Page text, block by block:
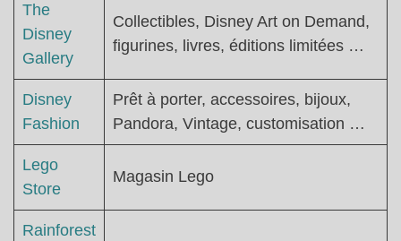
The
Disney
Gallery
Collectibles, Disney Art on Demand,
figurines, livres, éditions limitées …
Disney
Fashion
Prêt à porter, accessoires, bijoux,
Pandora, Vintage, customisation …
Lego
Store
Magasin Lego
Rainforest